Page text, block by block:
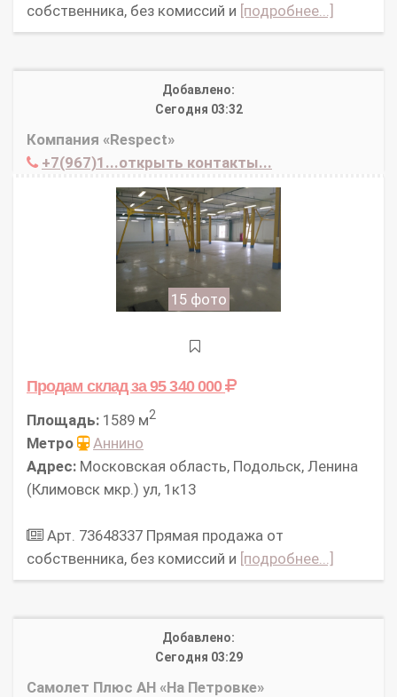
собственника, без комиссий и [подробнее...]
Добавлено:
Сегодня 03:32
Компания «Respect»
+7(967)1...открыть контакты...
15 фото
Продам складза 95 340 000
Площадь: 1589 м2
Метро
Аннино
Адрес: Московская область, Подольск, Ленина
(Климовск мкр.) ул, 1к13
Арт. 73648337 Прямая продажа от
собственника, без комиссий и [подробнее...]
Добавлено:
Сегодня 03:29
Самолет Плюс АН «На Петровке»